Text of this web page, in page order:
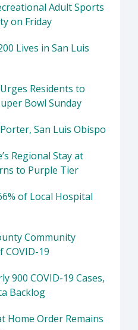
Adult Sports
on Friday
Lives in San Luis
Residents to
Bowl Sunday
San Luis Obispo
Regional Stay at
to Purple Tier
of Local Hospital
Community
COVID-19
900 COVID-19 Cases,
Backlog
Home Order Remains